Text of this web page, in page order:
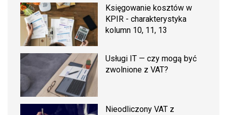
Księgowanie kosztów w
KPIR - charakterystyka
kolumn 10, 11, 13
Usługi IT — czy mogą być
zwolnione z VAT?
Nieodliczony VAT z